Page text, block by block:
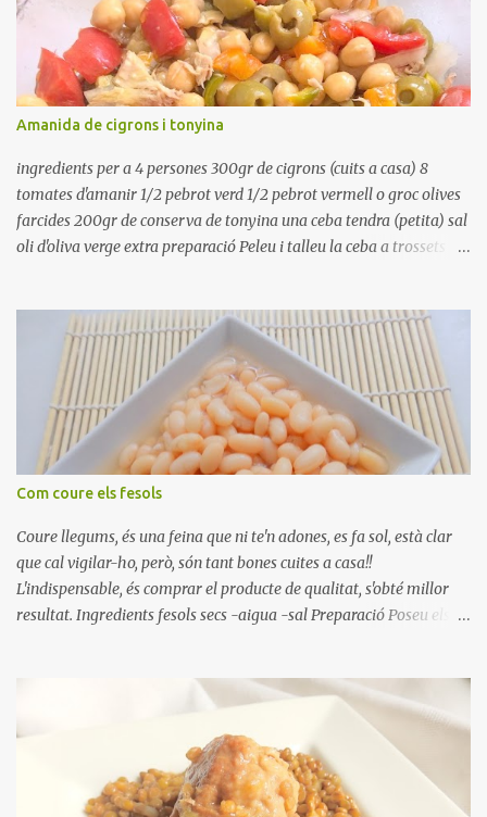
Amanida de cigrons i tonyina
ingredients per a 4 persones 300gr de cigrons (cuits a casa) 8
tomates d'amanir 1/2 pebrot verd 1/2 pebrot vermell o groc olives
farcides 200gr de conserva de tonyina una ceba tendra (petita) sal
oli d'oliva verge extra preparació Peleu i talleu la ceba a trossets i
Renteu les tomates i talleu-les a octaus. Talleu les olives a
rodanxes. Una hora abans de portar a la taula, poseu els cigrons,
ben escorreguts, en un bol, amb la resta d'ingredients: les tomates,
el pebrot, la ceba, (escorreguda), les olives i la tonyina esmicolada.
Amaniu amb sal i oli... bon profit!!
Com coure els fesols
Coure llegums, és una feina que ni te'n adones, es fa sol, està clar
que cal vigilar-ho, però, són tant bones cuites a casa!!
L'indispensable, és comprar el producte de qualitat, s'obté millor
resultat. Ingredients fesols secs -aigua -sal Preparació Poseu els
quan arrenca el bull, canvieu l'aigua bullint, per aigua freda,
repetiu dues o tres vegades, abaixeu el foc i atureu la ebullició, dues
o tres vegades afegint aigua freda, han de coure a foc baix, quasi
be, sense bullir i sempre sempre, amb l'olla tapada, entre 1 hora i 1
hora i mitja. Saleu 10 minuts abans de retirar del foc. Heu de veure